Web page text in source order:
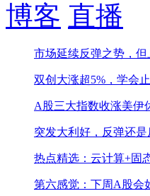
博客 直播
市场延续反弹之势，
双创大涨超5%，学会
A股三大指数收涨美伊
突发大利好，反弹还是
热点精选：云计算+固
第六感觉：下周A股会